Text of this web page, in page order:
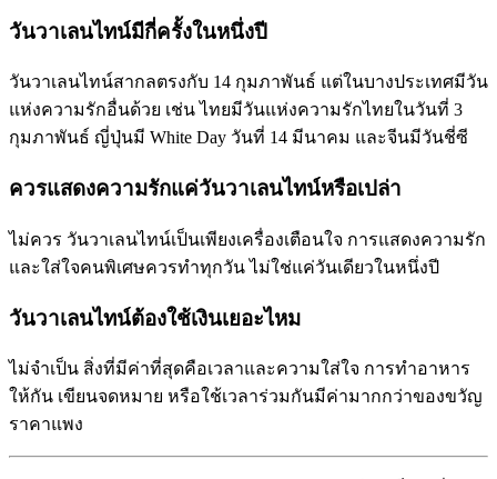
วันวาเลนไทน์มีกี่ครั้งในหนึ่งปี
วันวาเลนไทน์สากลตรงกับ 14 กุมภาพันธ์ แต่ในบางประเทศมีวัน
แห่งความรักอื่นด้วย เช่น ไทยมีวันแห่งความรักไทยในวันที่ 3
กุมภาพันธ์ ญี่ปุ่นมี White Day วันที่ 14 มีนาคม และจีนมีวันชี่ซี
ควรแสดงความรักแค่วันวาเลนไทน์หรือเปล่า
ไม่ควร วันวาเลนไทน์เป็นเพียงเครื่องเตือนใจ การแสดงความรัก
และใส่ใจคนพิเศษควรทำทุกวัน ไม่ใช่แค่วันเดียวในหนึ่งปี
วันวาเลนไทน์ต้องใช้เงินเยอะไหม
ไม่จำเป็น สิ่งที่มีค่าที่สุดคือเวลาและความใส่ใจ การทำอาหาร
ให้กัน เขียนจดหมาย หรือใช้เวลาร่วมกันมีค่ามากกว่าของขวัญ
ราคาแพง